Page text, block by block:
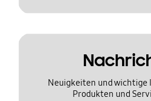
Neuigkeiten und wichtige
Produkten und